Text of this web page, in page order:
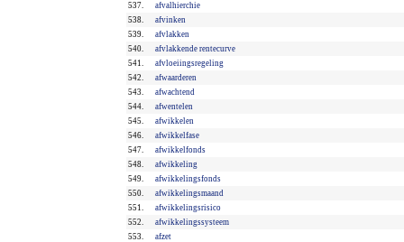
537.
afvalhierchie
538.
afvinken
539.
afvlakken
540.
afvlakkende rentecurve
541.
afvloeiingsregeling
542.
afwaarderen
543.
afwachtend
544.
afwentelen
545.
afwikkelen
546.
afwikkelfase
547.
afwikkelfonds
548.
afwikkeling
549.
afwikkelingsfonds
550.
afwikkelingsmaand
551.
afwikkelingsrisico
552.
afwikkelingssysteem
553.
afzet